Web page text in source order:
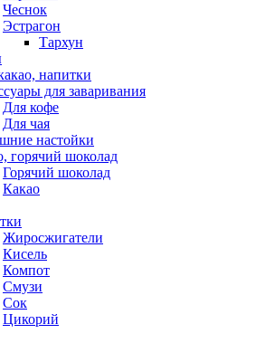
Чеснок
Эстрагон
Тархун
напитки
для заваривания
Для кофе
Для чая
настойки
горячий шоколад
Горячий шоколад
Какао
Жиросжигатели
Кисель
Компот
Смузи
Сок
Цикорий